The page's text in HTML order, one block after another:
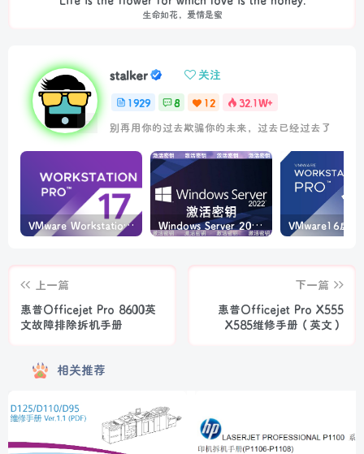
生命如花，爱情是蜜
stalker 关注
1929 8 12
32.1W+
别再用你的过去欺骗你的未来，过去已经过去了
VMware Workstation PRO v17.6.4 正式版_虚拟机(带激活密钥) Windows Server 2022激活密钥 2024 5月更新
上一篇
惠普Officejet Pro 8600英
文故障排除拆机手册
下一篇
惠普Officejet Pro X555
X585维修手册（英文）
相关推荐